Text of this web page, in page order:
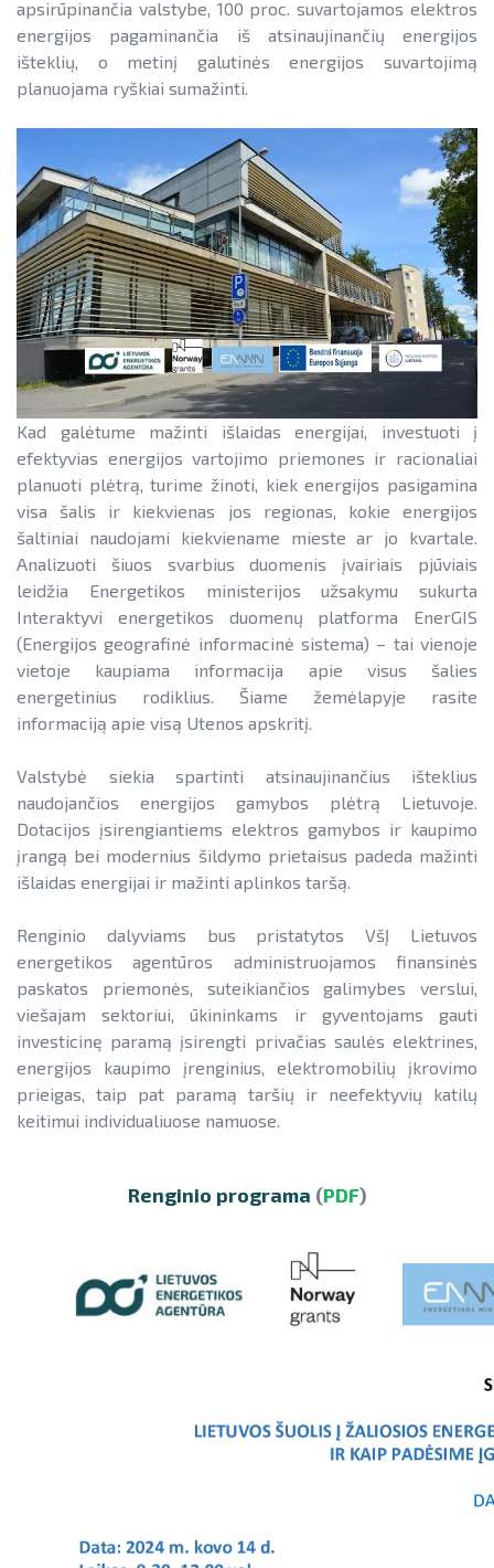
Procedūros ir leidimai
Leidiniai
Viešuosius interesus atitinkančių
paslaugų diferencijavimas
Viešųjų pastatų atnaujinimas
apsirūpinančia valstybe, 100 proc. suvartojamos elektros
energijos pagaminančia iš atsinaujinančių energijos
išteklių, o metinį galutinės energijos suvartojimą
planuojama ryškiai sumažinti.
Kad galėtume mažinti išlaidas energijai, investuoti į
efektyvias energijos vartojimo priemones ir racionaliai
planuoti plėtrą, turime žinoti, kiek energijos pasigamina
visa šalis ir kiekvienas jos regionas, kokie energijos
šaltiniai naudojami kiekviename mieste ar jo kvartale.
Analizuoti šiuos svarbius duomenis įvairiais pjūviais
leidžia Energetikos ministerijos užsakymu sukurta
Interaktyvi energetikos duomenų platforma EnerGIS
(Energijos geografinė informacinė sistema) – tai vienoje
vietoje kaupiama informacija apie visus šalies
energetinius rodiklius. Šiame žemėlapyje rasite
informaciją apie visą Utenos apskritį.
Valstybė siekia spartinti atsinaujinančius išteklius
naudojančios energijos gamybos plėtrą Lietuvoje.
Dotacijos įsirengiantiems elektros gamybos ir kaupimo
įrangą bei modernius šildymo prietaisus padeda mažinti
išlaidas energijai ir mažinti aplinkos taršą.
Renginio dalyviams bus pristatytos VšĮ Lietuvos
energetikos agentūros administruojamos finansinės
paskatos priemonės, suteikiančios galimybes verslui,
viešajam sektoriui, ūkininkams ir gyventojams gauti
investicinę paramą įsirengti privačias saulės elektrines,
energijos kaupimo įrenginius, elektromobilių įkrovimo
prieigas, taip pat paramą taršių ir neefektyvių katilų
keitimui individualiuose namuose.
Renginio programa (PDF)